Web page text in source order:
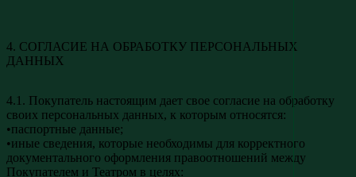
4. СОГЛАСИЕ НА ОБРАБОТКУ ПЕРСОНАЛЬНЫХ
ДАННЫХ
4.1. Покупатель настоящим дает свое согласие на обработку
своих персональных данных, к которым относятся:
•паспортные данные;
•иные сведения, которые необходимы для корректного
документального оформления правоотношений между
Покупателем и Театром в целях: